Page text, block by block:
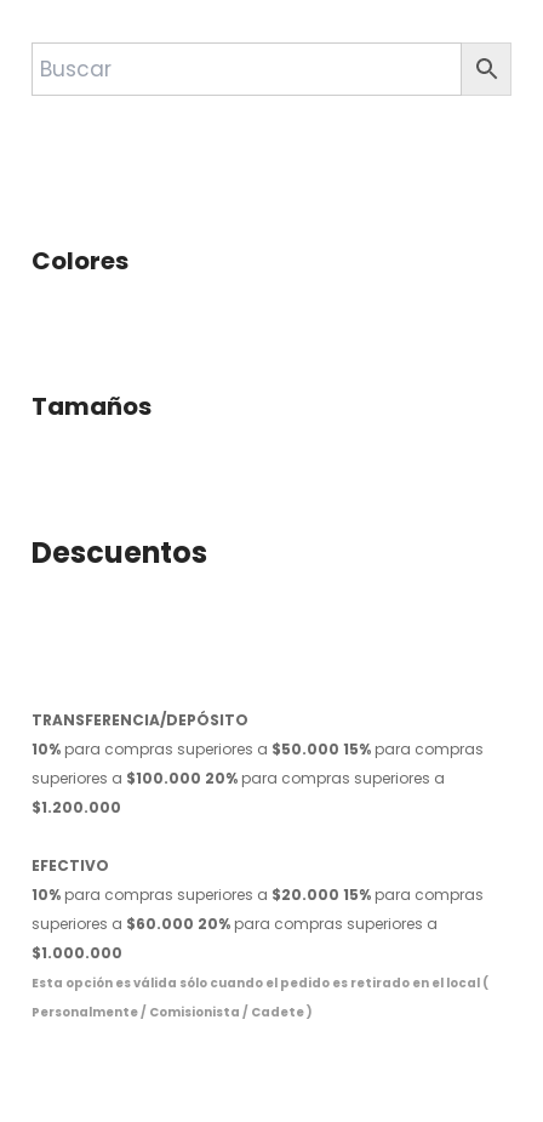
Colores
Tamaños
Descuentos
TRANSFERENCIA/DEPÓSITO
10% para compras superiores a $50.000 15% para compras
superiores a $100.000 20% para compras superiores a
$1.200.000
EFECTIVO
10% para compras superiores a $20.000 15% para compras
superiores a $60.000 20% para compras superiores a
$1.000.000
Esta opción es válida sólo cuando el pedido es retirado en el local (
Personalmente / Comisionista / Cadete )